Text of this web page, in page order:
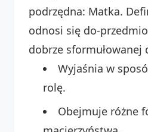
podrzędna: Matka.
odnosi się do-
dobrze sformułowanej
Wyjaśnia w
rolę.
Obejmuje różne